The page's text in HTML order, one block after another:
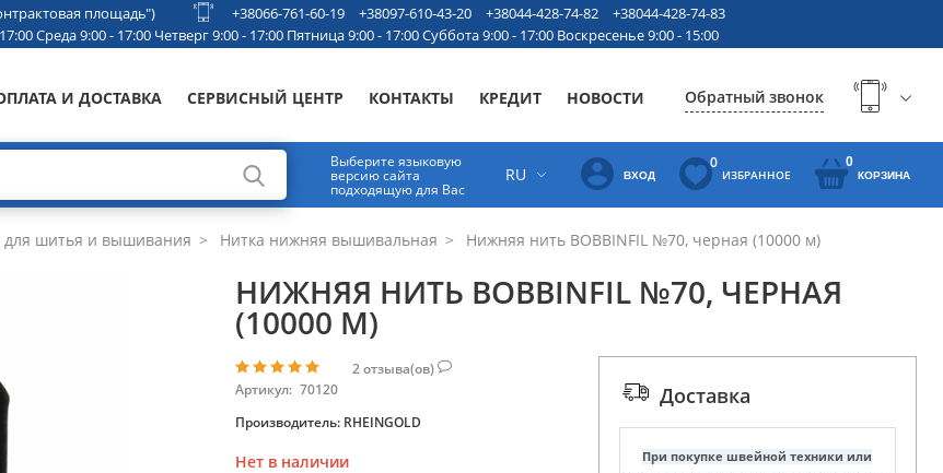
площадь") +38066-761-60-19 +38097-610-43-20 +38044-428-74-82
+38044-428-74-83
Среда 9:00 - 17:00 Четверг 9:00 - 17:00 Пятница 9:00 - 17:00 Суббота 9:00 - 17:00 Воскресенье 9:00 - 15:00
И ДОСТАВКА СЕРВИСНЫЙ ЦЕНТР КОНТАКТЫ КРЕДИТ НОВОСТИ Обратный звонок
Выберите языковую
версию сайта
подходящую для Вас
RU ВХОД
0
ИЗБРАННОЕ
0
КОРЗИНА
для шитья и вышивания Нитка нижняя вышивальная Нижняя нить BOBBINFIL №70, черная (10000 м)
НИЖНЯЯ НИТЬ BOBBINFIL №70, ЧЕРНАЯ
(10000 М)
2отзыва(ов)
Артикул: 70120
Производитель: RHEINGOLD
Нет в наличии
Доставка
При покупке швейной техники или